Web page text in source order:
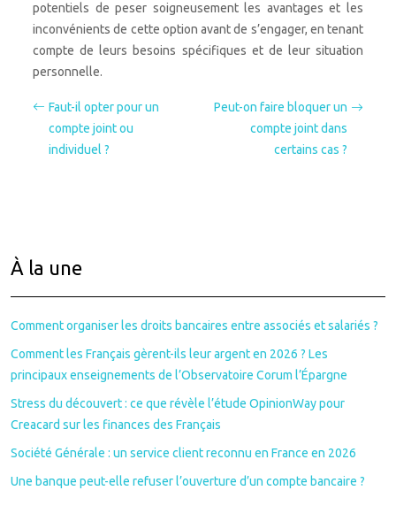
potentiels de peser soigneusement les avantages et les
inconvénients de cette option avant de s’engager, en tenant
compte de leurs besoins spécifiques et de leur situation
personnelle.
Faut-il opter pour un
compte joint ou
individuel ?
Peut-on faire bloquer un
compte joint dans
certains cas ?
À la une
Comment organiser les droits bancaires entre associés et salariés ?
Comment les Français gèrent-ils leur argent en 2026 ? Les
principaux enseignements de l’Observatoire Corum l’Épargne
Stress du découvert : ce que révèle l’étude OpinionWay pour
Creacard sur les finances des Français
Société Générale : un service client reconnu en France en 2026
Une banque peut-elle refuser l’ouverture d’un compte bancaire ?